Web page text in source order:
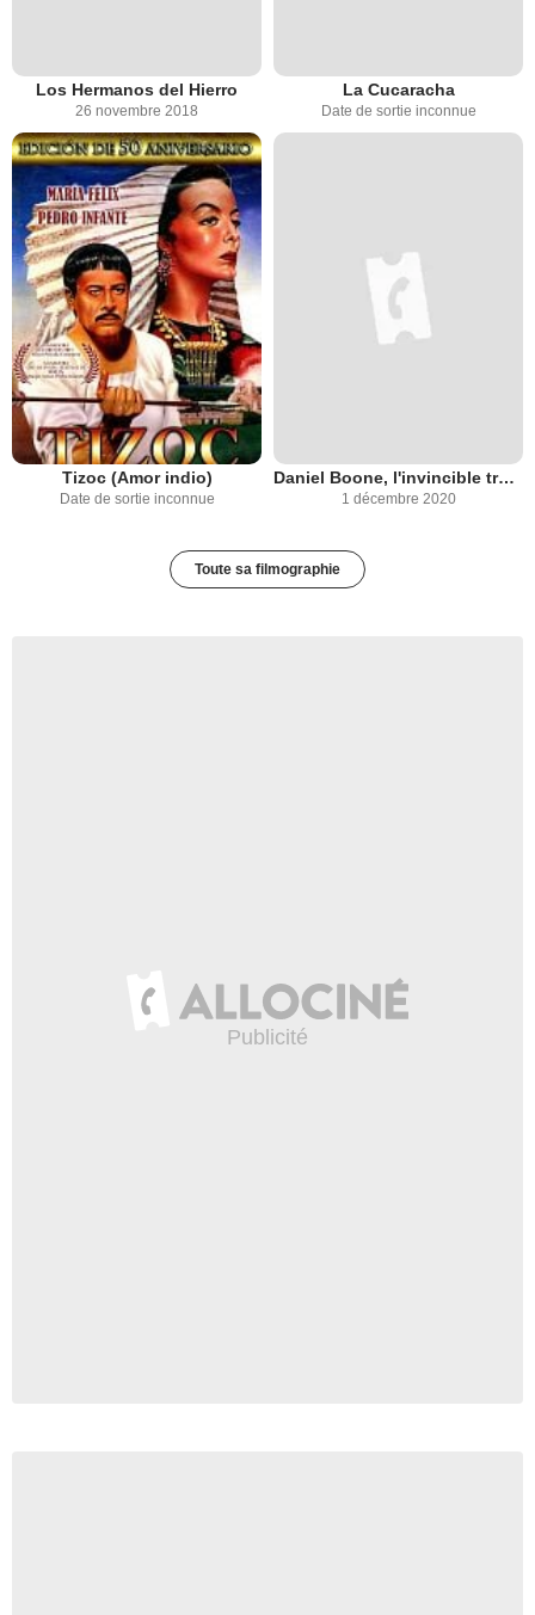
Los Hermanos del Hierro
26 novembre 2018
La Cucaracha
Date de sortie inconnue
Tizoc (Amor indio)
Date de sortie inconnue
Daniel Boone, l'invincible trappeur
1 décembre 2020
Toute sa filmographie